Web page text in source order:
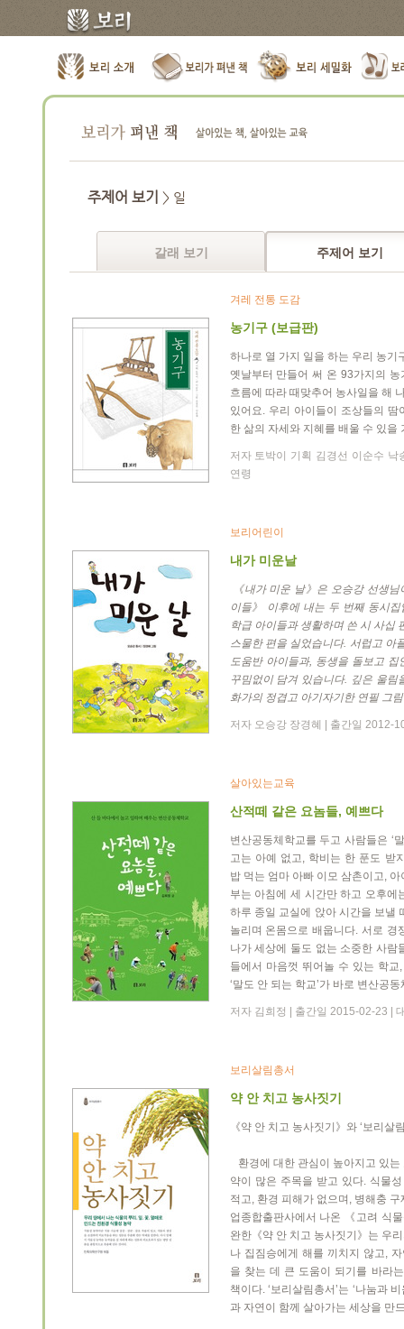
주제어 보기 > 일
갈래 보기 주제어 보기
겨레 전통 도감
농기구 (보급판)
하나로 열 가지 일을 하는 우리 농기
옛날부터 만들어 써 온 93가지의
흐름에 따라 때맞추어 농사일을 해
있어요. 우리 아이들이 조상들의
한 삶의 자세와 지혜를 배울 수 있을
저자 토박이 기획 김경선 이순수
연령
보리어린이
내가 미운날
《내가 미운 날》은 오승강 선생
이들》 이후에 내는 두 번째 동시
학급 아이들과 생활하며 쓴 시 사십
스물한 편을 실었습니다. 서럽고 아
도움반 아이들과, 동생을 돌보고
꾸밈없이 담겨 있습니다. 깊은 울
화가의 정겹고 아기자기한 연필 그
저자 오승강 장경혜 | 출간일 2012-
살아있는교육
산적떼 같은 요놈들, 예쁘다
변산공동체학교를 두고 사람들은 ‘
고는 아예 없고, 학비는 한 푼도 받
밥 먹는 엄마 아빠 이모 삼촌이고,
부는 아침에 세 시간만 하고 오후에
하루 종일 교실에 앉아 시간을 보낼
놀리며 온몸으로 배웁니다. 서로
나가 세상에 둘도 없는 소중한 사람
들에서 마음껏 뛰어놀 수 있는 학
‘말도 안 되는 학교’가 바로 변산공
저자 김희정 | 출간일 2015-02-23 |
보리살림총서
약 안 치고 농사짓기
《약 안 치고 농사짓기》와 ‘보리살
환경에 대한 관심이 높아지고 있
약이 많은 주목을 받고 있다. 식물
적고, 환경 피해가 없으며, 병해충
업종합출판사에서 나온 《고려 식
완한《약 안 치고 농사짓기》는 우
나 집짐승에게 해를 끼치지 않고,
을 찾는 데 큰 도움이 되기를 바라
책이다. ‘보리살림총서’는 ‘나눔과
과 자연이 함께 살아가는 세상을 만